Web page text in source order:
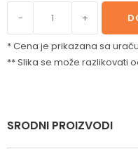
- +
* Cena je prikazana sa
** Slika se može razlikovati
SRODNI PROIZVODI